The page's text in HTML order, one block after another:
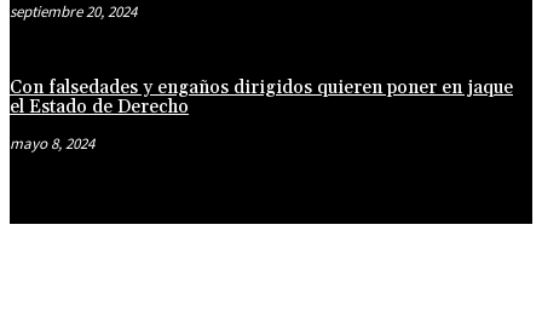
septiembre 20, 2024
Con falsedades y engaños dirigidos quieren poner en jaque
el Estado de Derecho
mayo 8, 2024